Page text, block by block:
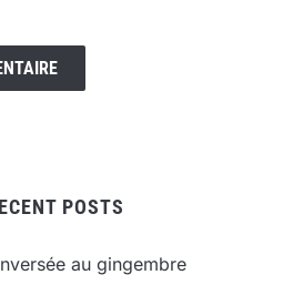
POSTS
au gingembre